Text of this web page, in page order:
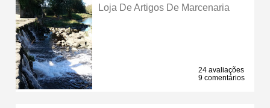
Loja De Artigos De Marcenaria
24 avaliações
9 comentários